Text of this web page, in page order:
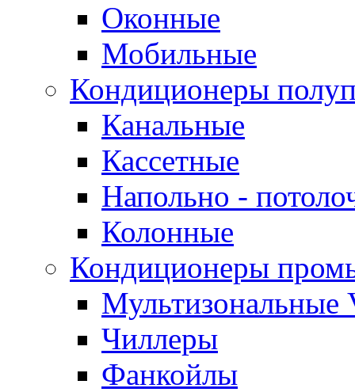
Оконные
Мобильные
Кондиционеры
Канальные
Кассетные
Напольно -
Колонные
Кондиционеры
Мультизональные
Чиллеры
Фанкойлы